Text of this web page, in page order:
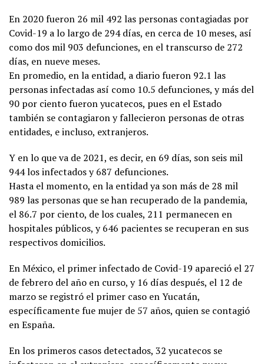
En 2020 fueron 26 mil 492 las personas contagiadas por
Covid-19 a lo largo de 294 días, en cerca de 10 meses, así
como dos mil 903 defunciones, en el transcurso de 272
días, en nueve meses.
En promedio, en la entidad, a diario fueron 92.1 las
personas infectadas así como 10.5 defunciones, y más del
90 por ciento fueron yucatecos, pues en el Estado
también se contagiaron y fallecieron personas de otras
entidades, e incluso, extranjeros.
Y en lo que va de 2021, es decir, en 69 días, son seis mil
944 los infectados y 687 defunciones.
Hasta el momento, en la entidad ya son más de 28 mil
989 las personas que se han recuperado de la pandemia,
el 86.7 por ciento, de los cuales, 211 permanecen en
hospitales públicos, y 646 pacientes se recuperan en sus
respectivos domicilios.
En México, el primer infectado de Covid-19 apareció el 27
de febrero del año en curso, y 16 días después, el 12 de
marzo se registró el primer caso en Yucatán,
específicamente fue mujer de 57 años, quien se contagió
en España.
En los primeros casos detectados, 32 yucatecos se